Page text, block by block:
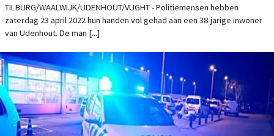
TILBURG/WAALWIJK/UDENHOUT/VUGHT - Politiemensen hebben
zaterdag 23 april 2022 hun handen vol gehad aan een 38-jarige inwoner
van Udenhout. De man [...]